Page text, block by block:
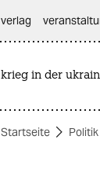
themen
verlag
krieg in der
Startseite Politik